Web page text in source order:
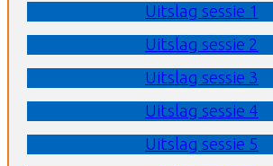
Uitslag sessie 1
Uitslag sessie 2
Uitslag sessie 3
Uitslag sessie 4
Uitslag sessie 5